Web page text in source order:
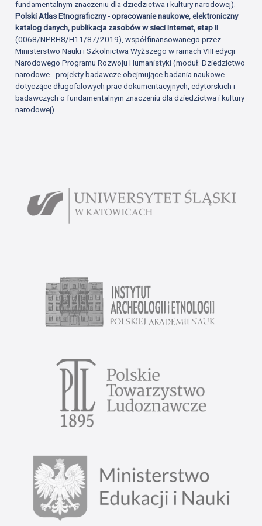
fundamentalnym znaczeniu dla dziedzictwa i kultury narodowej).
Polski Atlas Etnograficzny - opracowanie naukowe, elektroniczny
katalog danych, publikacja zasobów w sieci Internet, etap II
(0068/NPRH8/H11/87/2019), współfinansowanego przez
Ministerstwo Nauki i Szkolnictwa Wyższego w ramach VIII edycji
Narodowego Programu Rozwoju Humanistyki (moduł: Dziedzictwo
narodowe - projekty badawcze obejmujące badania naukowe
dotyczące długofalowych prac dokumentacyjnych, edytorskich i
badawczych o fundamentalnym znaczeniu dla dziedzictwa i kultury
narodowej).